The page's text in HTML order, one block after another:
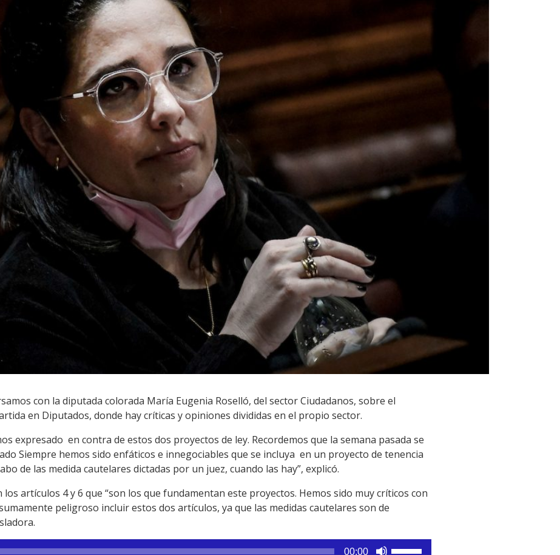
con la diputada colorada María Eugenia Roselló, del sector Ciudadanos, sobre el
en Diputados, donde hay críticas y opiniones divididas en el propio sector.
expresado en contra de estos dos proyectos de ley. Recordemos que la semana pasada se
Siempre hemos sido enfáticos e innegociables que se incluya en un proyecto de tenencia
de las medida cautelares dictadas por un juez, cuando las hay”, explicó.
artículos 4 y 6 que “son los que fundamentan este proyectos. Hemos sido muy críticos con
peligroso incluir estos dos artículos, ya que las medidas cautelares son de
00:00